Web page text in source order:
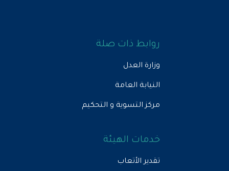
روابط ذات صلة
وزارة العدل
النيابة العامة
مركز التسوية و التحكيم
خدمات الهيئة
تقدير الأتعاب